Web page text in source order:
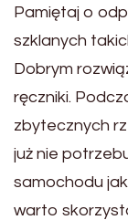
Pamiętaj o
szklanych
Dobrym
ręczniki.
zbytecznych
już nie
samochodu
warto